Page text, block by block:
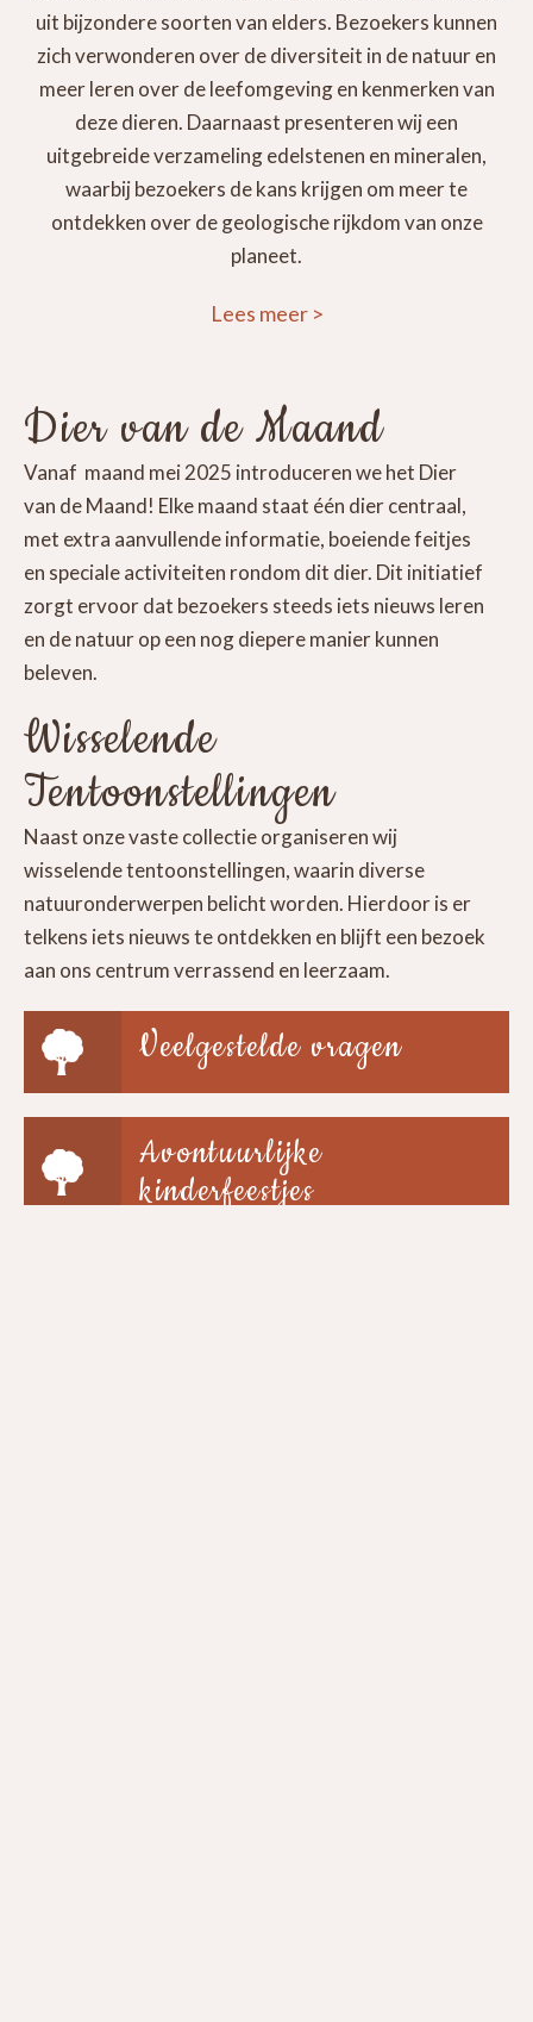
uit bijzondere soorten van elders. Bezoekers kunnen
zich verwonderen over de diversiteit in de natuur en
meer leren over de leefomgeving en kenmerken van
deze dieren. Daarnaast presenteren wij een
uitgebreide verzameling edelstenen en mineralen,
waarbij bezoekers de kans krijgen om meer te
ontdekken over de geologische rijkdom van onze
planeet.
Lees meer >
Dier van de Maand
Vanaf maand mei 2025 introduceren we het Dier
van de Maand! Elke maand staat één dier centraal,
met extra aanvullende informatie, boeiende feitjes
en speciale activiteiten rondom dit dier. Dit initiatief
zorgt ervoor dat bezoekers steeds iets nieuws leren
en de natuur op een nog diepere manier kunnen
beleven.
Wisselende
Tentoonstellingen
Naast onze vaste collectie organiseren wij
wisselende tentoonstellingen, waarin diverse
natuuronderwerpen belicht worden. Hierdoor is er
telkens iets nieuws te ontdekken en blijft een bezoek
aan ons centrum verrassend en leerzaam.
Veelgestelde vragen
Avontuurlijke
kinderfeestjes